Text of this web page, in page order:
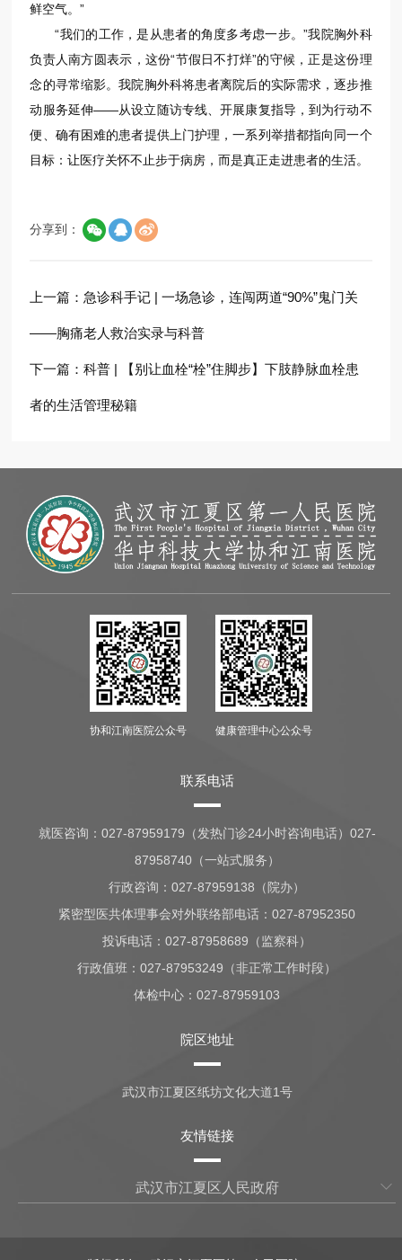
鲜空气。”
“我们的工作，是从患者的角度多考虑一步。”我院胸外科
负责人南方圆表示，这份“节假日不打烊”的守候，正是这份理
念的寻常缩影。我院胸外科将患者离院后的实际需求，逐步推
动服务延伸——从设立随访专线、开展康复指导，到为行动不
便、确有困难的患者提供上门护理，一系列举措都指向同一个
目标：让医疗关怀不止步于病房，而是真正走进患者的生活。
分享到：
上一篇：急诊科手记 | 一场急诊，连闯两道“90%”鬼门关
——胸痛老人救治实录与科普
下一篇：科普 | 【别让血栓“栓”住脚步】下肢静脉血栓患
者的生活管理秘籍
协和江南医院公众号 健康管理中心公众号
联系电话
就医咨询： 027-87959179（发热门诊24小时咨询电话）027-
87958740（一站式服务）
行政咨询：027-87959138（院办）
紧密型医共体理事会对外联络部电话：027-87952350
投诉电话：027-87958689（监察科）
行政值班：027-87953249（非正常工作时段）
体检中心：027-87959103
院区地址
武汉市江夏区纸坊文化大道1号
友情链接
武汉市江夏区人民政府